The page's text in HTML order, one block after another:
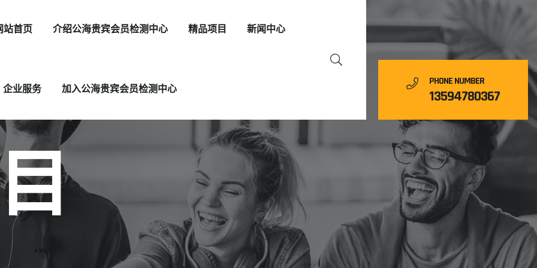
站首页 介绍公海贵宾会员检测中心 精品项目 新闻中心
企业服务 加入公海贵宾会员检测中心
PHONE NUMBER
13594780367